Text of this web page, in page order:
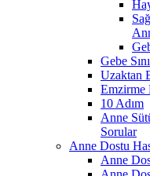
Gebe
Uzaktan
Emzirme
10 Adım
Anne
Sorular
Anne Dostu
Anne